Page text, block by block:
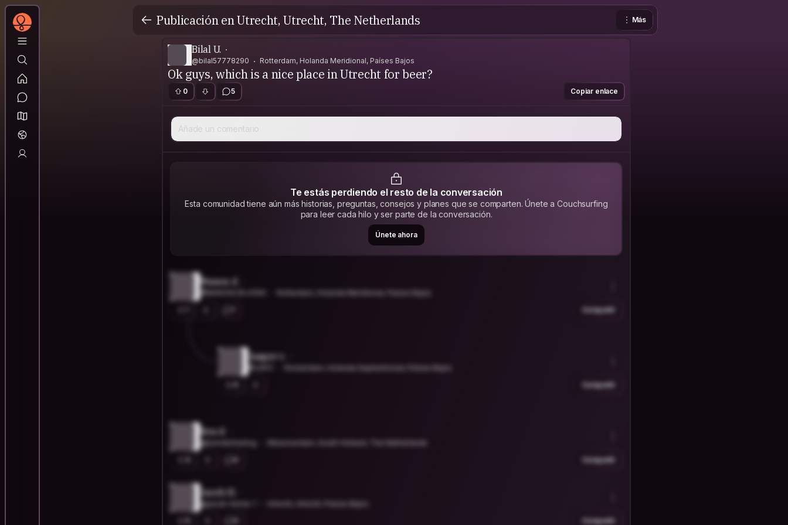
Publicación en Utrecht, Utrecht, The Netherlands Más
Bilal U.
@bilal57778290 Rotterdam, Holanda Meridional, Países Bajos
Ok guys, which is a nice place in Utrecht for beer?
0 5 Copiar enlace
Añade un comentario
Te estás perdiendo el resto de la conversación
Esta comunidad tiene aún más historias, preguntas, consejos y planes que se comparten. Únete a Couchsurfing
para leer cada hilo y ser parte de la conversación.
Únete ahora
Manon d.
Rotterdam, Holanda Meridional, Países Bajos
Compartir
Jasper v.
Ámsterdam, Holanda Septentrional, Países Bajos
Compartir
Ben d.
@bendenhartog
Alblasserdam, South Holland, The Netherlands
Compartir
Jacob H.
@jacob-herrie-1
Utrecht, Utrecht, Países Bajos
Compartir